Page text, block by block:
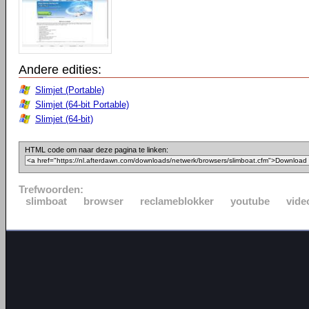
Andere edities:
Slimjet (Portable)
Slimjet (64-bit Portable)
Slimjet (64-bit)
HTML code om naar deze pagina te linken:
Trefwoorden:
slimboat
browser reclameblokker youtube